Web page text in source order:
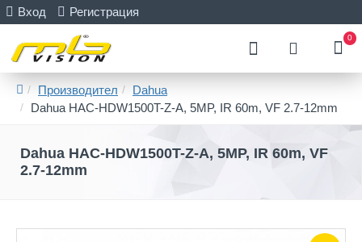
Вход Регистрация
0
Производител
Dahua
Dahua HAC-HDW1500T-Z-A, 5MP, IR 60m, VF 2.7-12mm
Dahua HAC-HDW1500T-Z-A, 5MP, IR 60m, VF
2.7-12mm